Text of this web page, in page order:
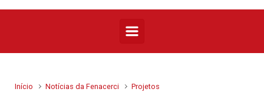
Início Notícias da Fenacerci
Projetos